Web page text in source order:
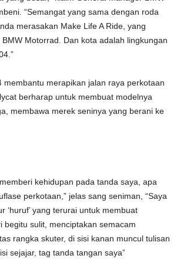
“Semangat yang sama dengan roda
merasakan Make Life A Ride, yang
Motorrad. Dan kota adalah lingkungan
membantu merapikan jalan raya perkotaan
berharap untuk membuat modelnya
membawa merek seninya yang berani ke
kehidupan pada tanda saya, apa
perkotaan,” jelas sang seniman, “Saya
‘huruf’ yang terurai untuk membuat
begitu sulit, menciptakan semacam
rangka skuter, di sisi kanan muncul tulisan
sejajar, tag tanda tangan saya”